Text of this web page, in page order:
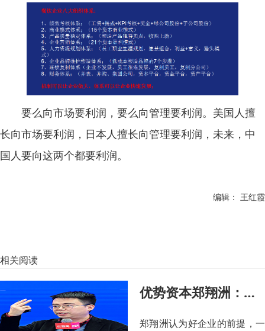
要么向市场要利润，要么向管理要利润。美国人擅
长向市场要利润，日本人擅长向管理要利润，未来，中
国人要向这两个都要利润。
编辑： 王红霞
相关阅读
优势资本郑翔洲：资本不会投资好产品，只会投资好企业！
郑翔洲认为好企业的前提，一